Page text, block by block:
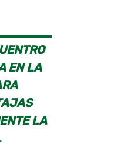
EN LA
LA